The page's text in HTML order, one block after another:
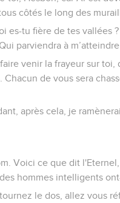
côtés le long des
es-tu fière de tes vallées
parviendra à m’atteindre
venir la frayeur sur
Chacun de vous sera
après cela, je
Voici ce que dit
hommes intelligents
le dos, allez vous